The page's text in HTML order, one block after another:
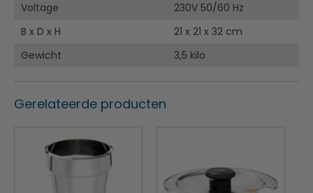
Voltage
230V 50/60 Hz
B x D x H
21 x 21 x 32 cm
Gewicht
3,5 kilo
Gerelateerde producten